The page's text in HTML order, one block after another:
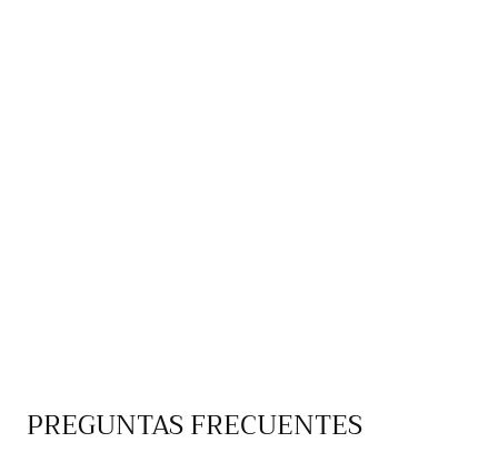
PREGUNTAS FRECUENTES